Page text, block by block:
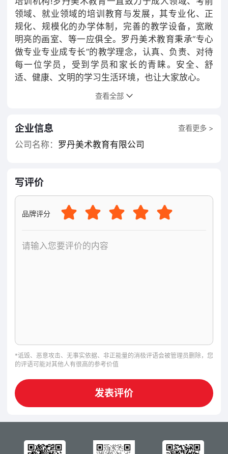
领域、就业领域的培训教育与发展，其专业化、正
规化、规模化的办学体制，完善的教学设备，宽敞
明亮的画室、等一应俱全。罗丹美术教育秉承“专心
做专业专业成专长”的教学理念，认真、负责、对待
每一位学员，受到学员和家长的青睐。安全、舒
适、健康、文明的学习生活环境，也让大家放心。
罗丹美术教育作为从事成人艺术类培训机构，成人
方案，此方案为多年教学经验所得，只要学员对艺
术有兴趣，再加上自身的勤奋努力，能在一定时间
查看全部
企业信息 查看更多 >
公司名称： 罗丹美术教育有限公司
写评价
品牌评分
*诋毁、恶意攻击、无事实依据、非正能量的消极评语会被管理员删除，您
的评语可能对其他人有很高的参考价值
发表评价